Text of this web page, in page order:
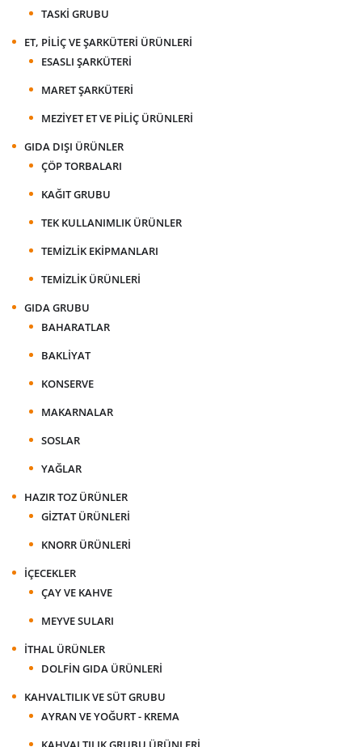
TASKI GRUBU
ET, PILIÇ VE ŞARKÜTERI ÜRÜNLERI
ESASLI ŞARKÜTERI
MARET ŞARKÜTERI
MEZIYET ET VE PILIÇ ÜRÜNLERI
GIDA DIŞI ÜRÜNLER
ÇÖP TORBALARI
KAĞIT GRUBU
TEK KULLANIMLIK ÜRÜNLER
TEMIZLIK EKIPMANLARI
TEMIZLIK ÜRÜNLERI
GIDA GRUBU
BAHARATLAR
BAKLIYAT
KONSERVE
MAKARNALAR
SOSLAR
YAĞLAR
HAZIR TOZ ÜRÜNLER
GIZTAT ÜRÜNLERI
KNORR ÜRÜNLERI
İÇECEKLER
ÇAY VE KAHVE
MEYVE SULARI
İTHAL ÜRÜNLER
DOLFIN GIDA ÜRÜNLERI
KAHVALTILIK VE SÜT GRUBU
AYRAN VE YOĞURT - KREMA